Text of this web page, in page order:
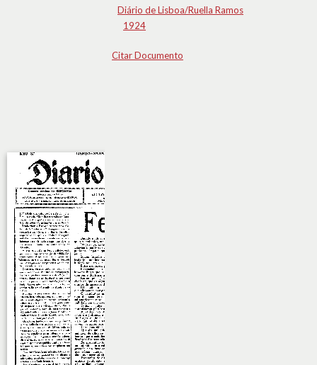
Diário de Lisboa/Ruella Ramos
1924
Citar Documento